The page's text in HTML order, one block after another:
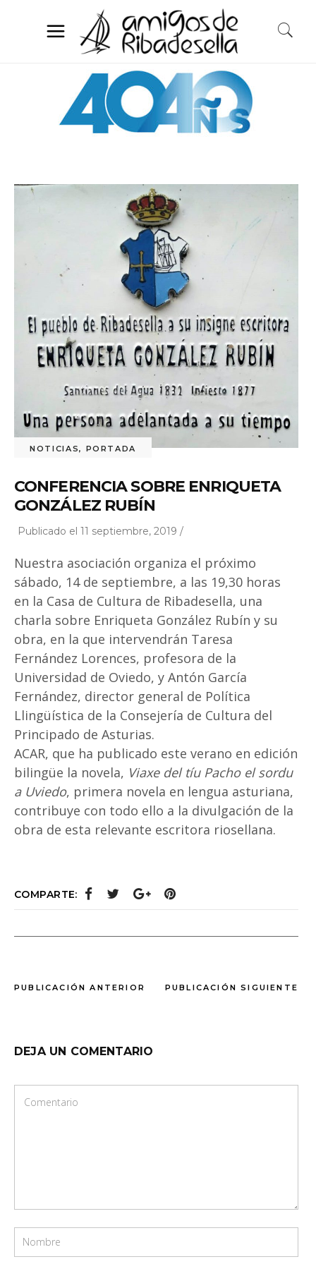
NOTICIAS, PORTADA
CONFERENCIA SOBRE ENRIQUETA
GONZÁLEZ RUBÍN
Publicado el 11 septiembre, 2019 /
Nuestra asociación organiza el próximo
sábado, 14 de septiembre, a las 19,30 horas
en la Casa de Cultura de Ribadesella, una
charla sobre Enriqueta González Rubín y su
obra, en la que intervendrán Taresa
Fernández Lorences, profesora de la
Universidad de Oviedo, y Antón García
Fernández, director general de Política
Llingüística de la Consejería de Cultura del
Principado de Asturias.
ACAR, que ha publicado este verano en edición
bilingüe la novela, Viaxe del tíu Pacho el sordu
a Uviedo, primera novela en lengua asturiana,
contribuye con todo ello a la divulgación de la
obra de esta relevante escritora riosellana.
COMPARTE:
PUBLICACIÓN ANTERIOR PUBLICACIÓN SIGUIENTE
DEJA UN COMENTARIO